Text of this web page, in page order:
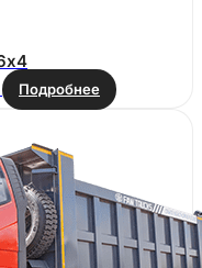
Подробнее